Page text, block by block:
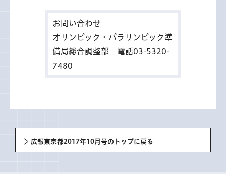
お問い合わせ
オリンピック・パラリンピック準
備局総合調整部 電話03-5320-
7480
広報東京都2017年10月号のトップに戻る